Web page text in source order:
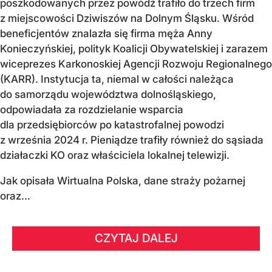
poszkodowanych przez powódź trafiło do trzech firm
z miejscowości Dziwiszów na Dolnym Śląsku. Wśród
beneficjentów znalazła się firma męża Anny
Konieczyńskiej, polityk Koalicji Obywatelskiej i zarazem
wiceprezes Karkonoskiej Agencji Rozwoju Regionalnego
(KARR). Instytucja ta, niemal w całości należąca
do samorządu województwa dolnośląskiego,
odpowiadała za rozdzielanie wsparcia
dla przedsiębiorców po katastrofalnej powodzi
z września 2024 r. Pieniądze trafiły również do sąsiada
działaczki KO oraz właściciela lokalnej telewizji.
Jak opisała Wirtualna Polska, dane straży pożarnej
oraz...
CZYTAJ DALEJ